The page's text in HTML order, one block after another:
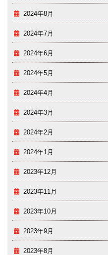
2024年8月
2024年7月
2024年6月
2024年5月
2024年4月
2024年3月
2024年2月
2024年1月
2023年12月
2023年11月
2023年10月
2023年9月
2023年8月